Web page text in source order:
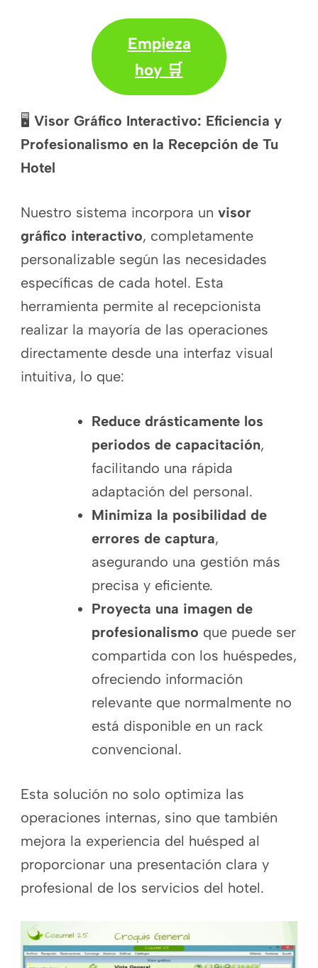
Empieza
hoy 🛒
🖥️ Visor Gráfico Interactivo: Eficiencia y
Profesionalismo en la Recepción de Tu
Hotel
Nuestro sistema incorpora un visor
gráfico interactivo, completamente
personalizable según las necesidades
específicas de cada hotel. Esta
herramienta permite al recepcionista
realizar la mayoría de las operaciones
directamente desde una interfaz visual
intuitiva, lo que:
Reduce drásticamente los
periodos de capacitación,
facilitando una rápida
adaptación del personal.
Minimiza la posibilidad de
errores de captura,
asegurando una gestión más
precisa y eficiente.
Proyecta una imagen de
profesionalismo que puede ser
compartida con los huéspedes,
ofreciendo información
relevante que normalmente no
está disponible en un rack
convencional.
Esta solución no solo optimiza las
operaciones internas, sino que también
mejora la experiencia del huésped al
proporcionar una presentación clara y
profesional de los servicios del hotel.